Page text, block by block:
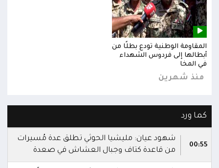
المقاومة الوطنية تودع بطلًا من
أبطالها إلى فردوس الشهداء
في المخا
منذ شهرين
كما ورد
00:55
شهود عيان: مليشيا الحوثي تطلق عدة مُسيرات
من قاعدة كتاف وجبال العشاش في صعدة